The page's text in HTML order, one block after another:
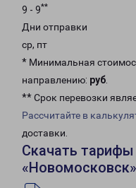
9 - 9**
Дни отправки
ср, пт
* Минимальная
направлению: руб.
** Срок перевозки
Рассчитайте в
доставки.
Скачать
«Новомосковск»